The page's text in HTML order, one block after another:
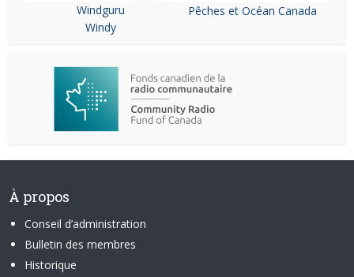
Windguru
Windy
Pêches et Océan Canada
À propos
Conseil d’administration
Bulletin des membres
Historique